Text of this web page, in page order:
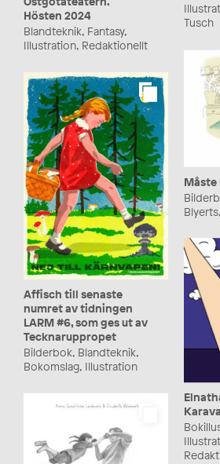
Hösten 2024
Blandteknik, Fantasy,
Illustration, Redaktionellt
Tusch
Måste
Affisch till senaste
numret av tidningen
LARM #6, som ges ut av
Tecknaruppropet
Bilderbok, Blandteknik,
Bokomslag, Illustration